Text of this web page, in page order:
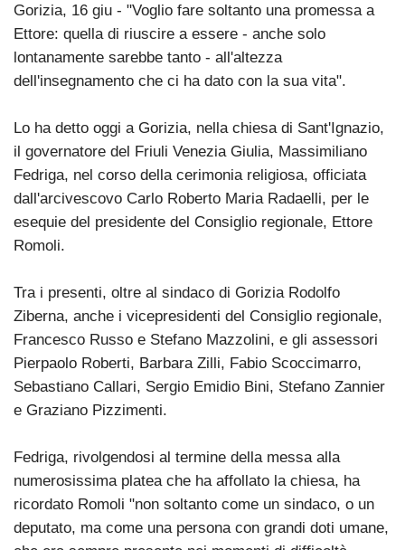
Gorizia, 16 giu - "Voglio fare soltanto una promessa a
Ettore: quella di riuscire a essere - anche solo
lontanamente sarebbe tanto - all'altezza
dell'insegnamento che ci ha dato con la sua vita".
Lo ha detto oggi a Gorizia, nella chiesa di Sant'Ignazio,
il governatore del Friuli Venezia Giulia, Massimiliano
Fedriga, nel corso della cerimonia religiosa, officiata
dall'arcivescovo Carlo Roberto Maria Radaelli, per le
esequie del presidente del Consiglio regionale, Ettore
Romoli.
Tra i presenti, oltre al sindaco di Gorizia Rodolfo
Ziberna, anche i vicepresidenti del Consiglio regionale,
Francesco Russo e Stefano Mazzolini, e gli assessori
Pierpaolo Roberti, Barbara Zilli, Fabio Scoccimarro,
Sebastiano Callari, Sergio Emidio Bini, Stefano Zannier
e Graziano Pizzimenti.
Fedriga, rivolgendosi al termine della messa alla
numerosissima platea che ha affollato la chiesa, ha
ricordato Romoli "non soltanto come un sindaco, o un
deputato, ma come una persona con grandi doti umane,